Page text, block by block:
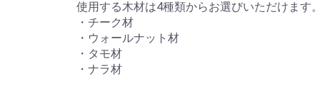
使用する木材は4種類からお選びいただけます
・チーク材
・ウォールナット材
・タモ材
・ナラ材